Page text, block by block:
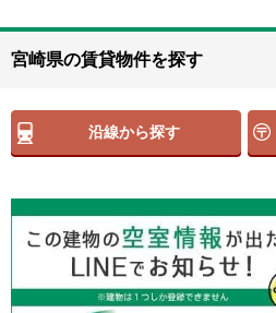
宮崎県の賃貸物件を探す
沿線から探す